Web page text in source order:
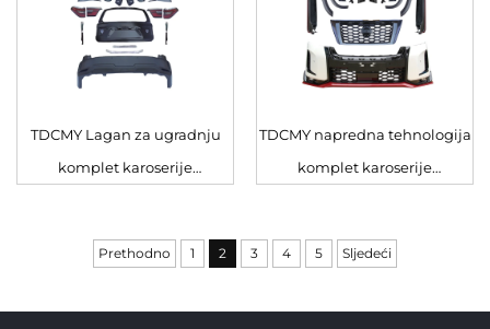
TDCMY Lagan za ugradnju
komplet karoserije
poklopac svjetala, prednji
TDCMY napredna tehnologija
komplet karoserije
zraka, izduvni sistem i
Prethodno 1 2 3 4 5 Sljedeći